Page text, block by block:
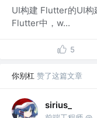
UI构建 Flutter的UI
Flutter中，w...
5
你别杠 赞了这篇文章
sirius_